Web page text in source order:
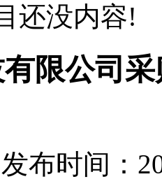
还没内容!
限公司
发布时间：